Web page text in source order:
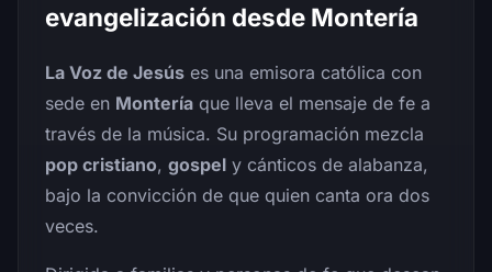
evangelización desde Montería
La Voz de Jesús es una emisora católica con
sede en Montería que lleva el mensaje de fe a
través de la música. Su programación mezcla
pop cristiano, gospel y cánticos de alabanza,
bajo la convicción de que quien canta ora dos
veces.